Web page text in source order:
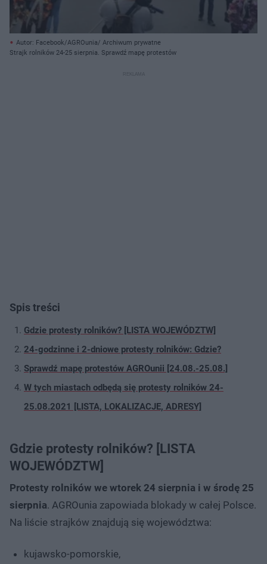
Autor: Facebook/AGROunia/ Archiwum prywatne
Strajk rolników 24-25 sierpnia. Sprawdź mapę protestów
Spis treści
Gdzie protesty rolników? [LISTA WOJEWÓDZTW]
24-godzinne i 2-dniowe protesty rolników: Gdzie?
Sprawdź mapę protestów AGROunii [24.08.-25.08.]
W tych miastach odbędą się protesty rolników 24-
25.08.2021 [LISTA, LOKALIZACJE, ADRESY]
Gdzie protesty rolników? [LISTA
WOJEWÓDZTW]
Protesty rolników we wtorek 24 sierpnia i w środę 25
sierpnia. AGROunia zapowiada blokady w całej Polsce.
Na liście strajków znajdują się województwa:
kujawsko-pomorskie,